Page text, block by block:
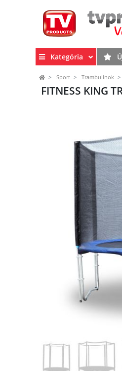
Kategória
Sport Trambulinok
FITNESS KING